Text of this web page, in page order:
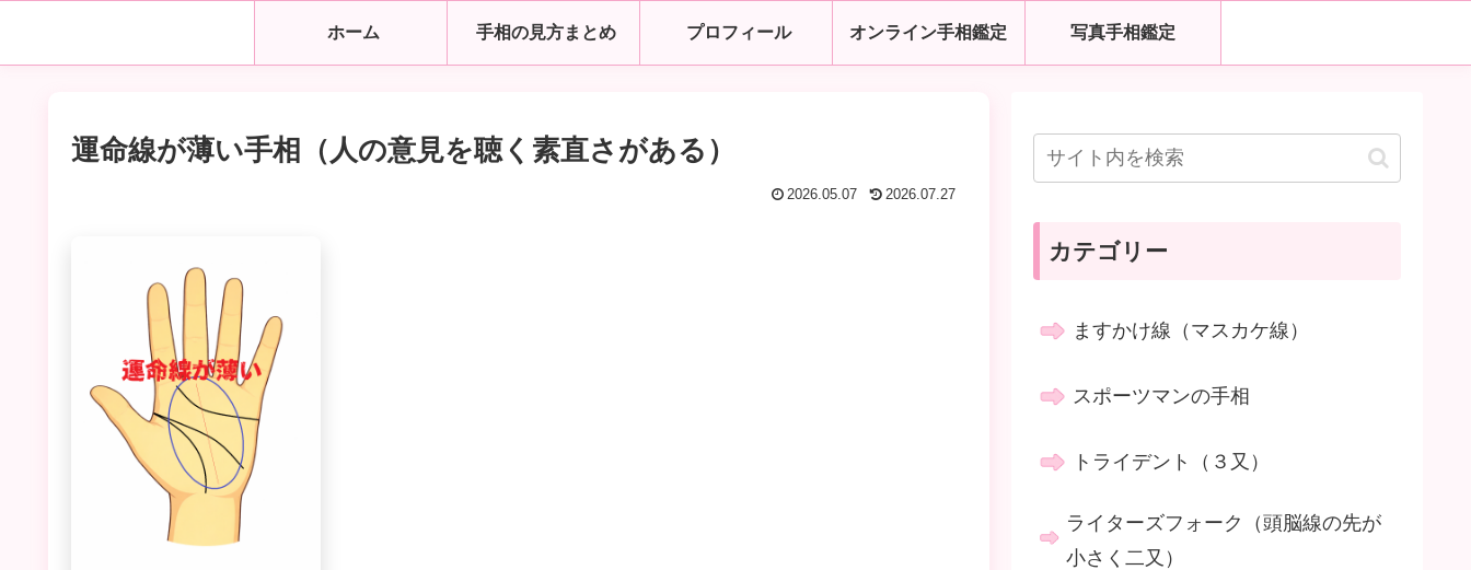
ホーム 手相の見方まとめ プロフィール オンライン手相鑑定 写真手相鑑定
運命線が薄い手相（人の意見を聴く素直さがある）
2026.05.07 2026.07.27
カテゴリー
ますかけ線（マスカケ線）
スポーツマンの手相
トライデント（３又）
ライターズフォーク（頭脳線の先が
小さく二又）